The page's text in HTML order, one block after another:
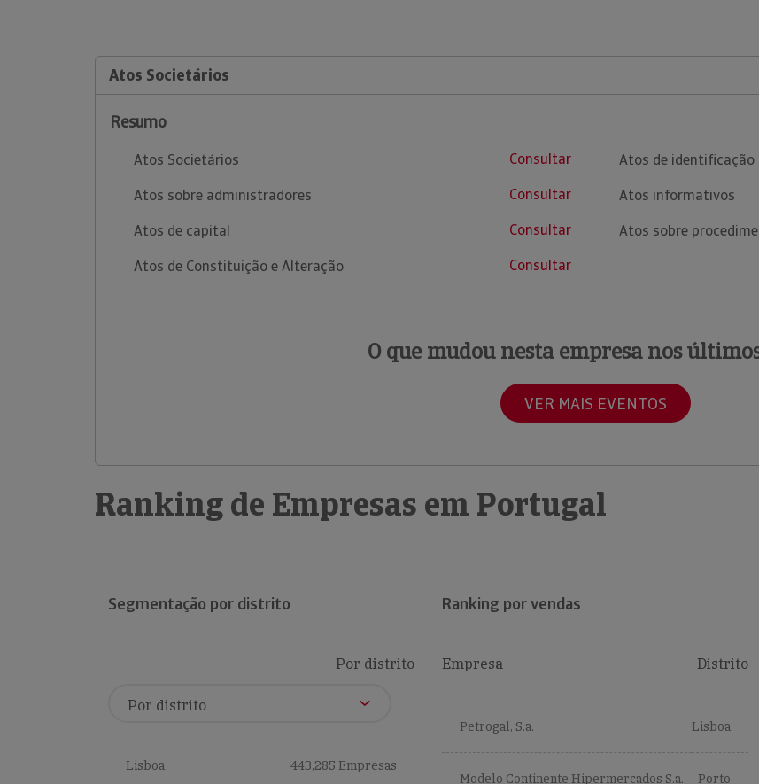
Atos Societários
Resumo
Atos Societários
Consultar
Atos sobre administradores
Consultar
Atos de capital
Consultar
Atos de Constituição e Alteração
Consultar
Atos de identificação
Atos informativos
Atos sobre
O que mudou nesta empresa nos
VER MAIS EVENTOS
Ranking de Empresas em Portugal
Segmentação por distrito
Por distrito
Lisboa 443,285 Empresas
Ranking por vendas
Empresa Distrito
Petrogal, S.a. Lisboa
Modelo Continente Hipermercados S.a. Porto